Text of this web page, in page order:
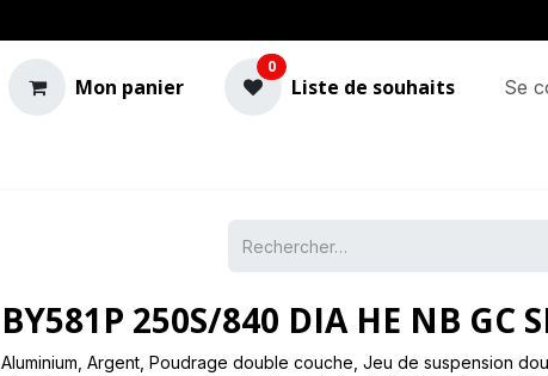
Mon panier
0
Liste de souhaits Se
BY581P 250S/840 DIA HE NB GC
Aluminium, Argent, Poudrage double couche, Jeu de suspension